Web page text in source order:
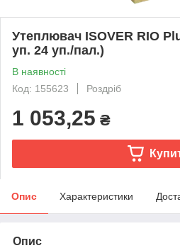
Утеплювач ISOVER RIO
уп. 24 уп./пал.)
В наявності
Код: 155623
Роздріб
1 053,25 ₴
Опис Характеристики
Опис